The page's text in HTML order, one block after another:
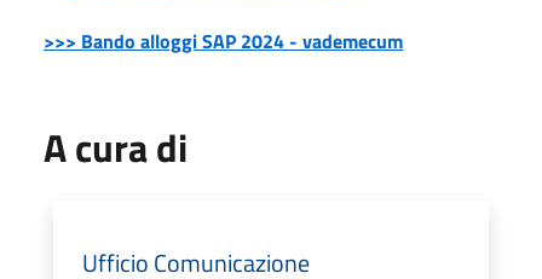
>>> Bando alloggi SAP 2024 - vademecum
A cura di
Ufficio Comunicazione